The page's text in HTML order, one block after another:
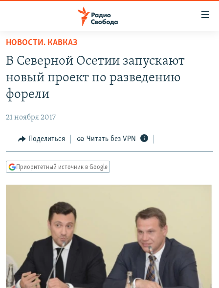
упрощенного
доступа
Вернуться
основному
Вернутся
Вернутся
ПОДКАСТЫ
АВТОРСКИЕ ПРОЕКТЫ
МНЕНИЯ
КУЛЬТУРА
КАВКАЗ.РЕАЛИИ
СИБИРЬ.РЕАЛИИ
РАСПИСАНИЕ ВЕЩАНИЯ
ПОДПИШИТЕСЬ НА РАССЫЛКУ
СОЦИАЛЬНЫЕ СЕТИ
НОВОСТИ. КАВКАЗ
В Северной Осетии запускают
новый проект по разведению
форели
21 ноября 2017
Поделиться Читать без VPN
Приоритетный источник в Google